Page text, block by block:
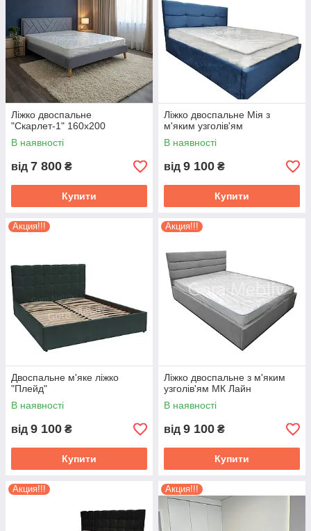
Ліжко двоспальне
"Скарлет-1" 160х200
В наявності
від 7 800 ₴
Купити
Ліжко двоспальне Мія з
м'яким узголів'ям
В наявності
від 9 100 ₴
Купити
Акция!!!
Двоспальне м'яке ліжко
"Плейд"
В наявності
від 9 100 ₴
Купити
Акция!!!
Ліжко двоспальне з м'яким
узголів'ям МК Лайн
В наявності
від 9 100 ₴
Купити
Акция!!! Акция!!!